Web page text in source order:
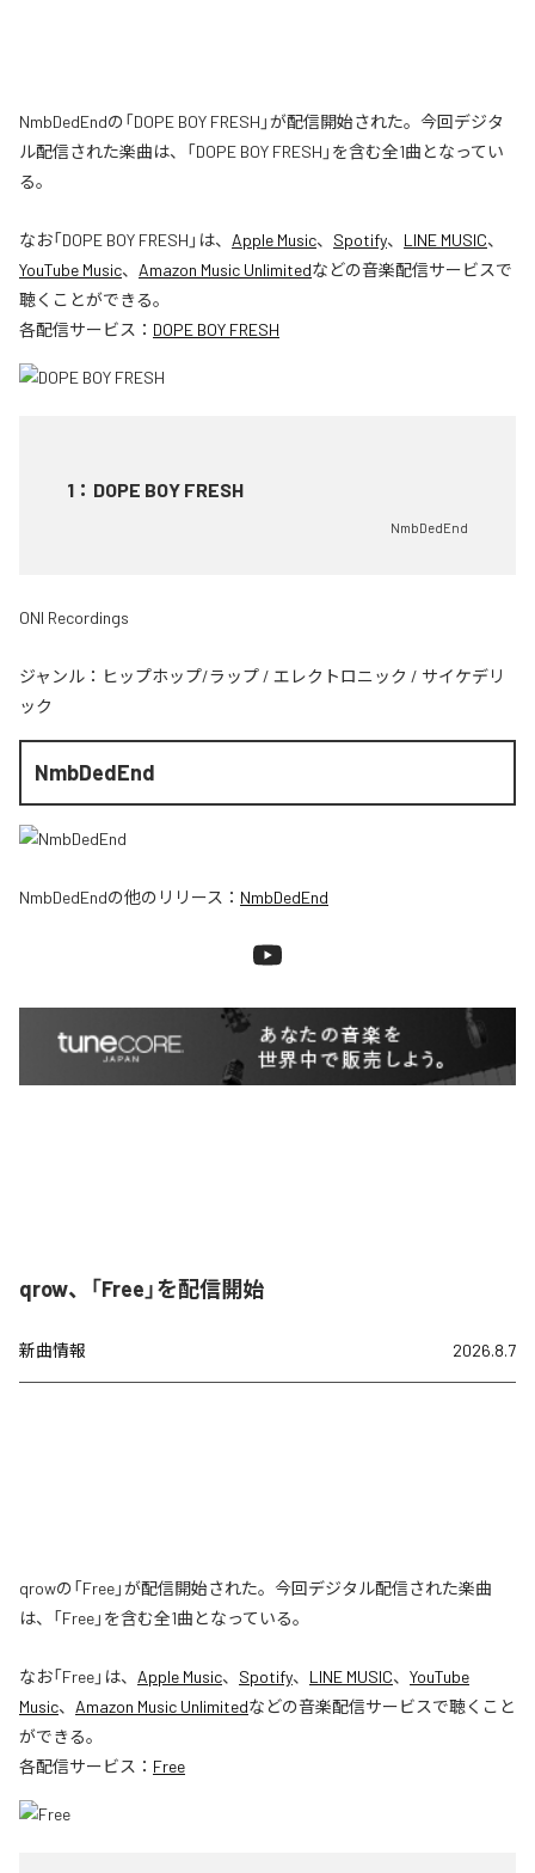
NmbDedEndの「DOPE BOY FRESH」が配信開始された。今回デジタ
ル配信された楽曲は、「DOPE BOY FRESH」を含む全1曲となってい
る。
なお「DOPE BOY FRESH 」は、 Apple Music、 Spotify、 LINE MUSIC、
YouTube Music、 Amazon Music Unlimitedなどの音楽配信サービスで
聴くことができる。
各配信サービス： DOPE BOY FRESH
1 ： DOPE BOY FRESH
NmbDedEnd
ONI Recordings
ジャンル： ヒップホップ/ラップ / エレクトロニック / サイケデリ
ック
NmbDedEnd
NmbDedEndの他のリリース： NmbDedEnd
qrow、「Free」を配信開始
新曲情報 2026.8.7
qrowの「Free」が配信開始された。今回デジタル配信された楽曲
は、「Free」を含む全1曲となっている。
なお「Free」は、 Apple Music、 Spotify、 LINE MUSIC、 YouTube
Music、 Amazon Music Unlimitedなどの音楽配信サービスで聴くこと
ができる。
各配信サービス： Free